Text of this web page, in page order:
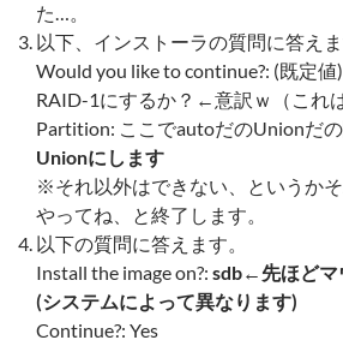
た…。
以下、インストーラの質問に答えま
Would you like to continue?: (既定値)
RAID-1にするか？←意訳ｗ（これ
Partition: ここでautoだのUnionだの
Unionにします
※それ以外はできない、というか
やってね、と終了します。
以下の質問に答えます。
Install the image on?: sdb←先ほどマ
(システムによって異なります)
Continue?: Yes